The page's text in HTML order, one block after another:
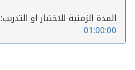
المدة الزمنية للاختبار او التدريب:
01:00:00